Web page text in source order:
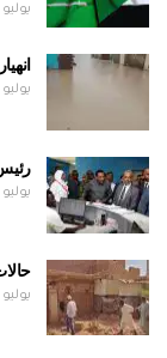
يوليو 31, 2026
يوليو 31, 2026
يوليو 30, 2026
يوليو 30, 2026